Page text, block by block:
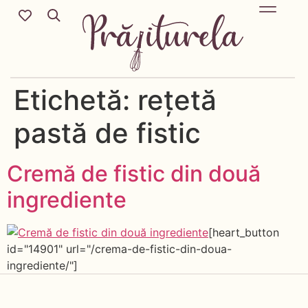
Etichetă: rețetă
pastă de fistic
Cremă de fistic din două
ingrediente
[heart_button
id="14901" url="/crema-de-fistic-din-doua-
ingrediente/"]